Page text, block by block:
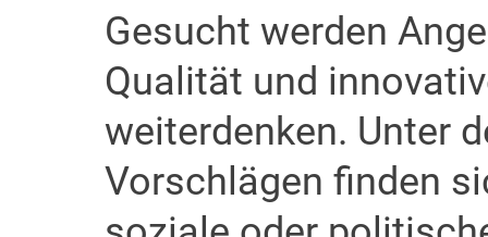
Gesucht werden
Qualität und
weiterdenken. Unter
Vorschlägen finden